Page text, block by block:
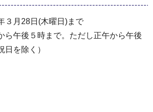
３月28日(木曜日)まで
ら午後５時まで。ただし正午から午後
日を除く）